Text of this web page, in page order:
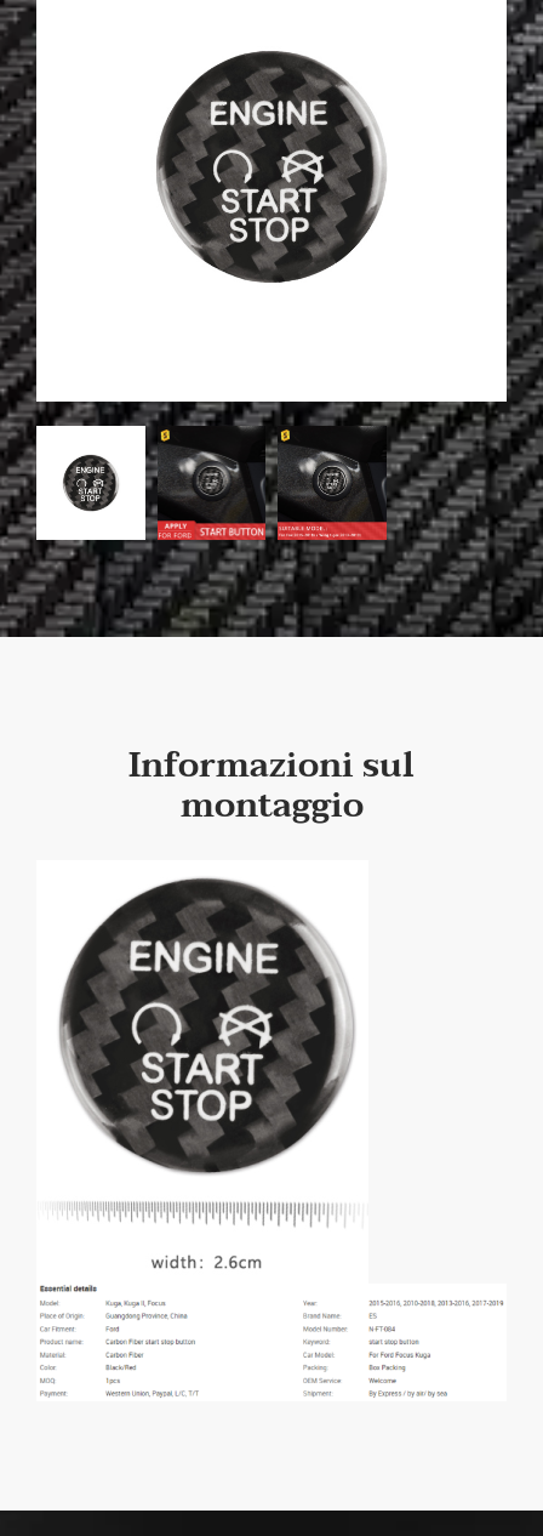
Informazioni sul
montaggio